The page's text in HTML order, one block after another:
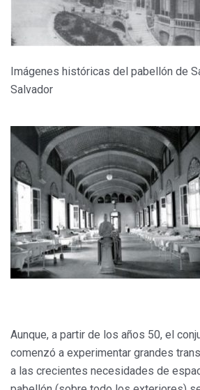
Imágenes históricas del pabellón de
Salvador
Aunque, a partir de los años 50, el
comenzó a experimentar grandes
a las crecientes necesidades de